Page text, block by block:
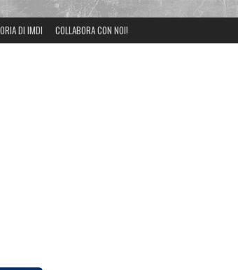
DI IMDI COLLABORA CON NOI!